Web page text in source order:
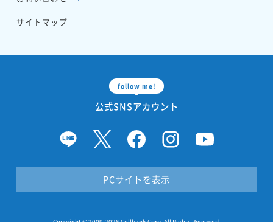
サイトマップ
公式SNSアカウント
PCサイトを表示